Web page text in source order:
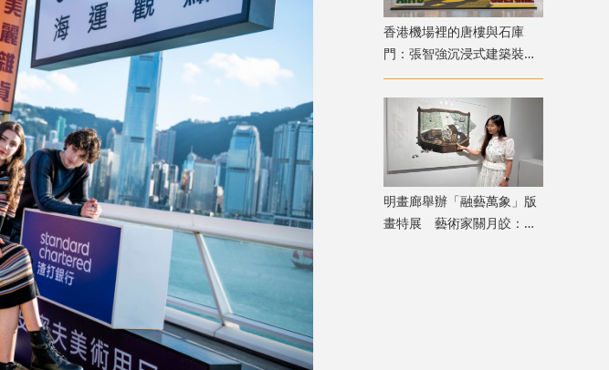
香港機場裡的唐樓與石庫
門：張智強沉浸式建築裝置
重構港滬記憶
明畫廊舉辦「融藝萬象」版
畫特展 藝術家關月皎：從